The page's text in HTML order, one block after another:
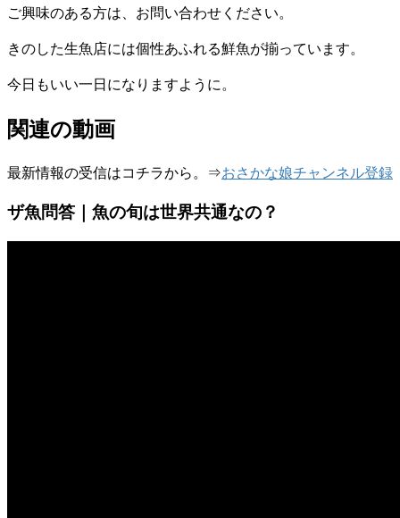
ご興味のある方は、お問い合わせください。
きのした生魚店には個性あふれる鮮魚が揃っています。
今日もいい一日になりますように。
関連の動画
最新情報の受信はコチラから。⇒おさかな娘チャンネル登録
ザ魚問答｜魚の旬は世界共通なの？